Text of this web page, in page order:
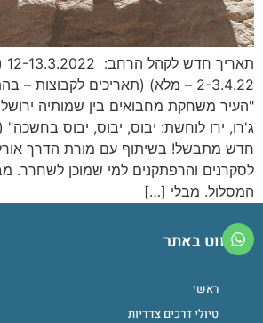
2-3.4.22 – מלא) (תאריכים לקבוצות
"העיר משחקת מחבואים בין שמותיה
ג'רו, ירו לוחשת: יבוס, יבוס, יבוס
חדש מתבשל! בשיתוף עם מורת הדרך
לסקרנים והרפתקנים למי שמוכן לשחרר.
המסלול. מבלי […]
ניווט באתר
ראשי
טיולי דרכים צדדיות